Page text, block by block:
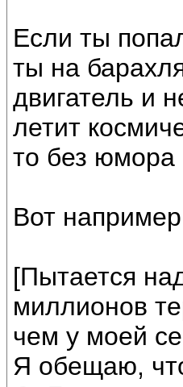
Если ты
ты на
двигатель и
летит
то без юмора
Вот
[Пытается
миллионов
чем у моей
Я обещаю,